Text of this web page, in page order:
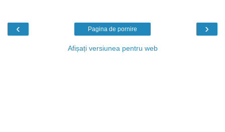
‹ ›
Pagina de pornire
Afișați versiunea pentru web